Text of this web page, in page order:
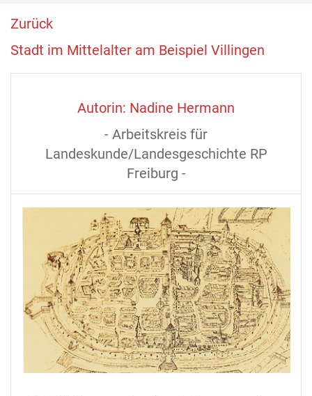
Zurück
Stadt im Mittelalter am Beispiel Villingen
Autorin: Nadine Hermann
- Arbeitskreis für
Landeskunde/Landesgeschichte RP
Freiburg -